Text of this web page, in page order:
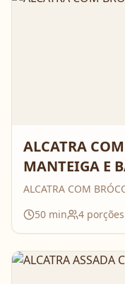
ALCATRA
MANTEIGA E
ALCATRA COM
50 min 4 porções